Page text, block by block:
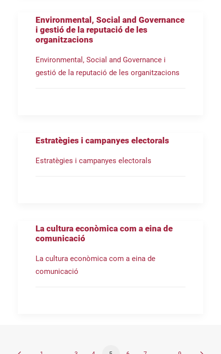
Environmental, Social and Governance
i gestió de la reputació de les
organitzacions
Environmental, Social and Governance i
gestió de la reputació de les organitzacions
Estratègies i campanyes electorals
Estratègies i campanyes electorals
La cultura econòmica com a eina de
comunicació
La cultura econòmica com a eina de
comunicació